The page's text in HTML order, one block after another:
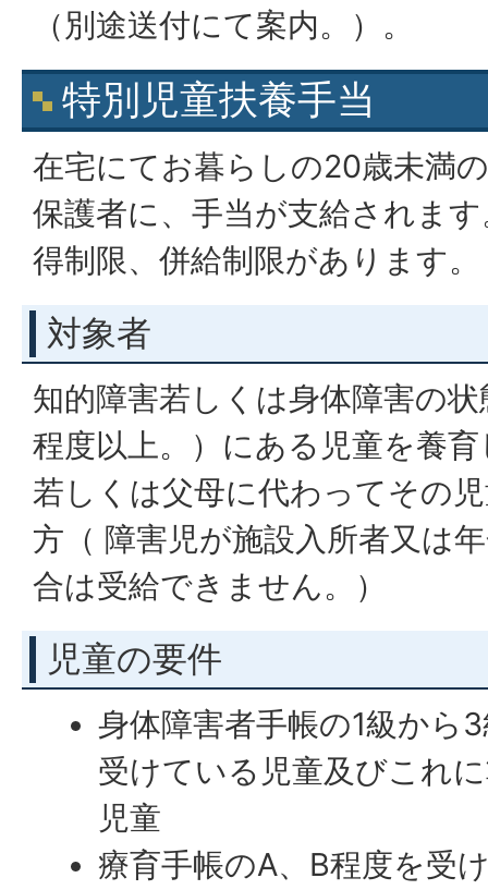
（別途送付にて案内。）。
特別児童扶養手当
在宅にてお暮らしの20歳未満
保護者に、手当が支給されま
得制限、併給制限があります。
対象者
知的障害若しくは身体障害の
程度以上。）にある児童を養
若しくは父母に代わってその
方（ 障害児が施設入所者又は
合は受給できません。）
児童の要件
身体障害者手帳の1級から
受けている児童及びこれ
児童
療育手帳のA、B程度を受